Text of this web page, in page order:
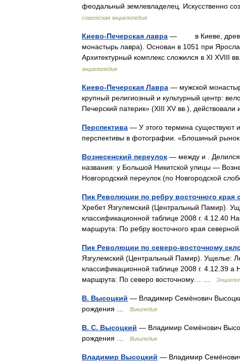
феодальный землевладелец. Искусственно
советская энциклопедия
Киево-Печерская лавра — в Киеве,
монастырь лавра). Основан в 1051 при
Архитектурный комплекс сложился в XI
энциклопедия
Киево-Печерская Лавра — мужской
крупный религиозный и культурный центр:
Печерский патерик» (XIII XV вв.),
Перспектива — У этого термина существуют
перспективы в фотографии. «Блошиный
Вознесенский переулок — между и . Делился
названия: у Большой Никитской улицы —
Новгородский переулок (по Новгородской
Пик Революции по ребру восточного края
Хребет Язгулемский (Центральный Памир).
классификационной таблице 2008 г. 4.12.40
маршрута: По ребру восточного края
Пик Революции по северо-восточному
Язгулемский (Центральный Памир). Ущелье:
классификационной таблице 2008 г. 4.12.39
маршрута: По северо восточному… …
В. Высоцкий — Владимир Семёнович
рождения …
Википедия
В. С. Высоцкий — Владимир Семёнович
рождения …
Википедия
Владимир Высоцкий — Владимир